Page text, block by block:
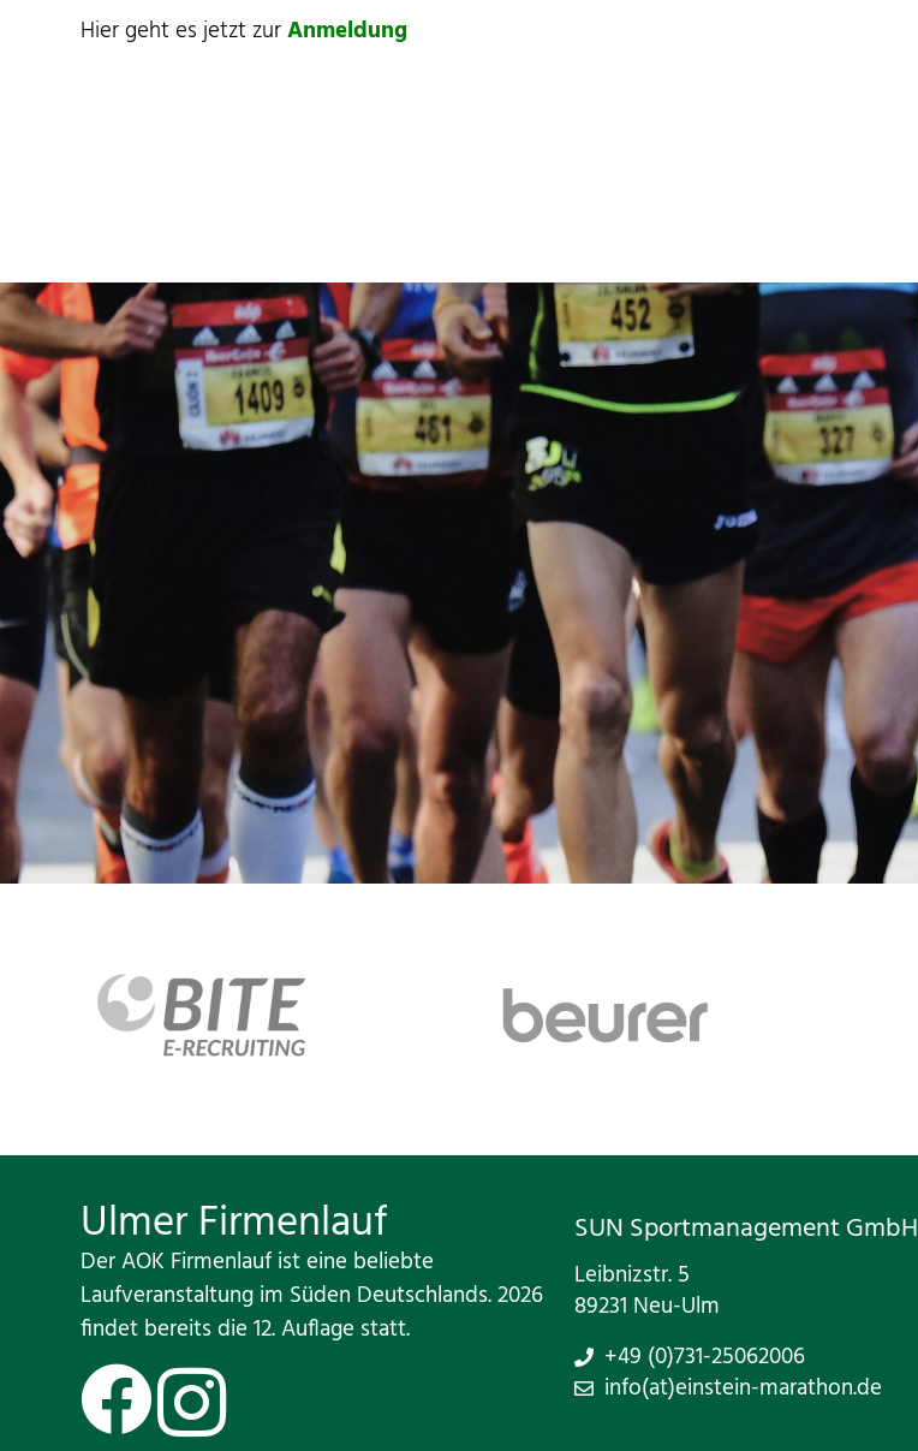
Hier geht es jet­zt zurAnmel­dung
Ulmer Firmenlauf
Der AOK Firmenlauf ist eine beliebte
Laufveranstaltung im Süden Deutschlands. 2026
findet bereits die 12. Auflage statt.
SUN Sportmanagement GmbH
Leibnizstr. 5
89231 Neu-Ulm
+49 (0)731-25062006
info(at)einstein-marathon.de